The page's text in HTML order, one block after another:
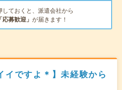
しておくと、派遣会社から
「応募歓迎」 が届きます！
イですよ＊】未経験から